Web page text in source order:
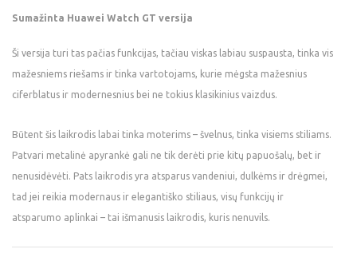
Sumažinta Huawei Watch GT versija
Ši versija turi tas pačias funkcijas, tačiau viskas labiau suspausta, tinka vis
mažesniems riešams ir tinka vartotojams, kurie mėgsta mažesnius
ciferblatus ir modernesnius bei ne tokius klasikinius vaizdus.
Būtent šis laikrodis labai tinka moterims – švelnus, tinka visiems stiliams.
Patvari metalinė apyrankė gali ne tik derėti prie kitų papuošalų, bet ir
nenusidėvėti. Pats laikrodis yra atsparus vandeniui, dulkėms ir drėgmei,
tad jei reikia modernaus ir elegantiško stiliaus, visų funkcijų ir
atsparumo aplinkai – tai išmanusis laikrodis, kuris nenuvils.